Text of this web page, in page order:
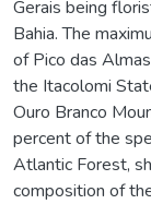
Gerais being
Bahia. The
of Pico das
the Itacolomi
Ouro Branco
percent of the
Atlantic Forest,
composition of